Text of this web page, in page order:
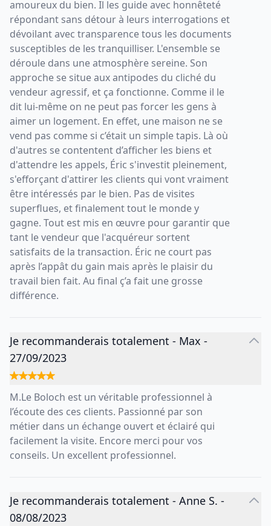
amoureux du bien. Il les guide avec honnêteté
répondant sans détour à leurs interrogations et
dévoilant avec transparence tous les documents
susceptibles de les tranquilliser. L'ensemble se
déroule dans une atmosphère sereine. Son
approche se situe aux antipodes du cliché du
vendeur agressif, et ça fonctionne. Comme il le
dit lui-même on ne peut pas forcer les gens à
aimer un logement. En effet, une maison ne se
vend pas comme si c’était un simple tapis. Là où
d'autres se contentent d’afficher les biens et
d'attendre les appels, Éric s'investit pleinement,
s'efforçant d'attirer les clients qui vont vraiment
être intéressés par le bien. Pas de visites
superflues, et finalement tout le monde y
gagne. Tout est mis en œuvre pour garantir que
tant le vendeur que l'acquéreur sortent
satisfaits de la transaction. Éric ne court pas
après l’appât du gain mais après le plaisir du
travail bien fait. Au final ç’a fait une grosse
différence.
Je recommanderais totalement - Max -
27/09/2023
M.Le Boloch est un véritable professionnel à
l’écoute des ces clients. Passionné par son
métier dans un échange ouvert et éclairé qui
facilement la visite. Encore merci pour vos
conseils. Un excellent professionnel.
Je recommanderais totalement - Anne S. -
08/08/2023